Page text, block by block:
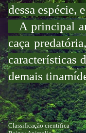
dessa espécie,
A principal
caça
características
demais
Classificação científica